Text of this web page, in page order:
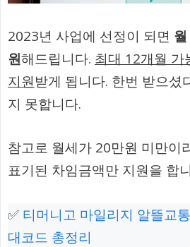
2023년 사업에 선정이 되면
원해드립니다. 최대 12개월 가
지원받게 됩니다. 한번 받으셨
지 못합니다.
참고로 월세가 20만원 미만이
표기된 차임금액만 지원을 합
✅ 티머니고 마일리지 알뜰교
대코드 총정리